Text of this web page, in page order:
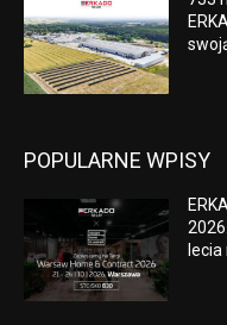
POPULARNE WPISY